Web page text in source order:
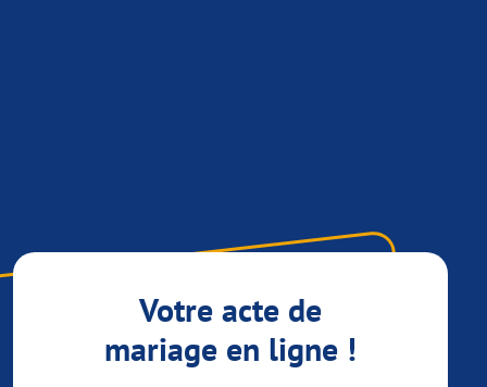
Votre acte de
mariage en ligne !